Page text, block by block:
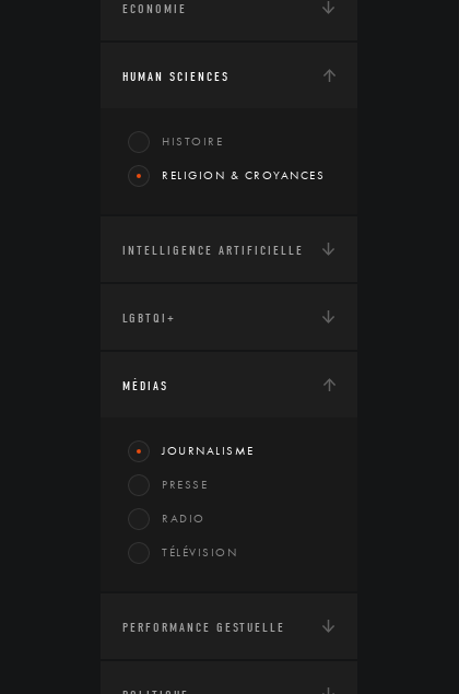
ECONOMIE
HUMAN SCIENCES
HISTOIRE
RELIGION & CROYANCES
INTELLIGENCE ARTIFICIELLE
LGBTQI+
MÉDIAS
JOURNALISME
PRESSE
RADIO
TÉLÉVISION
PERFORMANCE GESTUELLE